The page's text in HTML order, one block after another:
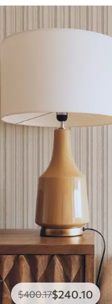
$400.17$240.10